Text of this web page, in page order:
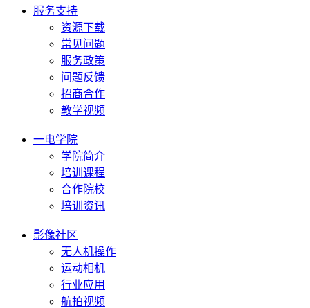
服务支持
资源下载
常见问题
服务政策
问题反馈
招商合作
教学视频
一电学院
学院简介
培训课程
合作院校
培训资讯
影像社区
无人机操作
运动相机
行业应用
航拍视频